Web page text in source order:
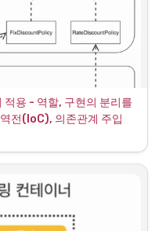
어에서 직접 주입받는 객체를
있지만 서비스 계층(클라이언
용 - 역할, 구현의 분리를
전(IoC), 의존관계 주입